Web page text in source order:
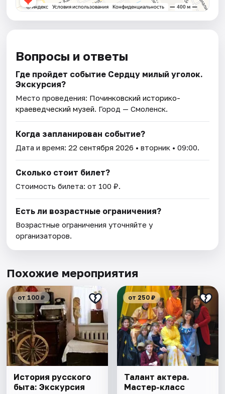
Вопросы и ответы
Где пройдет событие Сердцу милый уголок.
Экскурсия?
Место проведения: Починковский историко-
краеведческий музей. Город — Смоленск.
Когда запланирован событие?
Дата и время:22 сентября 2026 • вторник • 09:00.
Сколько стоит билет?
Стоимость билета: от 100 ₽.
Есть ли возрастные ограничения?
Возрастные ограничения уточняйте у
организаторов.
Похожие мероприятия
от 100 ₽
История русского
быта: Экскурсия
от 250 ₽
Талант актера.
Мастер-класс